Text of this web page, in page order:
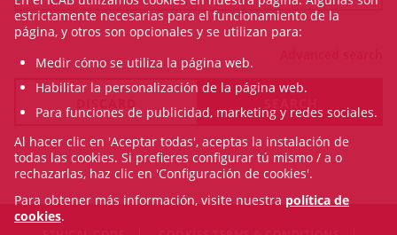
estrictamente necesarias para el funcionamiento de la
página, y otros son opcionales y se utilizan para:
Medir cómo se utiliza la página web.
Habilitar la personalización de la página web.
Para funciones de publicidad, marketing y redes sociales.
Al hacer clic en 'Aceptar todas', aceptas la instalación de
todas las cookies. Si prefieres configurar tú mismo / a o
rechazarlas, haz clic en 'Configuración de cookies'.
Para obtener más información, visite nuestra política de
cookies.